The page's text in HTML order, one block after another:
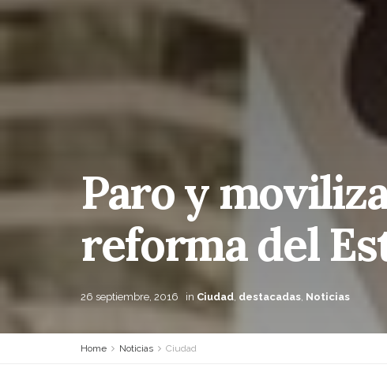
Paro y
reforma del
26 septiembre, 2016 in Ciudad, destacadas, Noticias
Home Noticias Ciudad